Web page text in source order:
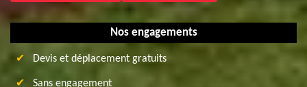
Nos engagements
Devis et déplacement gratuits
Sans engagement